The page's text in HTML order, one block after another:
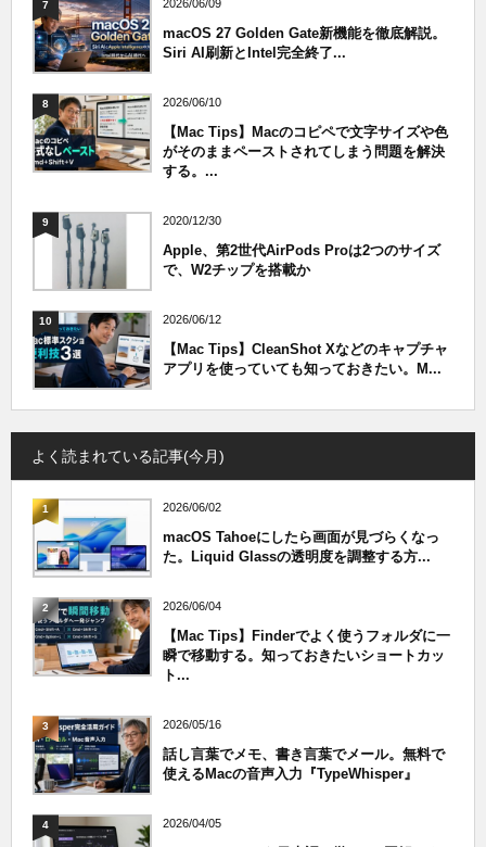
7 2026/06/09
macOS 27 Golden Gate新機能を徹底解説。
Siri AI刷新とIntel完全終了...
8 2026/06/10
【Mac Tips】Macのコピペで文字サイズや色
がそのままペーストされてしまう問題を解決
する。...
9 2020/12/30
Apple、第2世代AirPods Proは2つのサイズ
で、W2チップを搭載か
10 2026/06/12
【Mac Tips】CleanShot Xなどのキャプチャ
アプリを使っていても知っておきたい。M...
よく読まれている記事(今月)
1 2026/06/02
macOS Tahoeにしたら画面が見づらくなっ
た。Liquid Glassの透明度を調整する方...
2 2026/06/04
【Mac Tips】Finderでよく使うフォルダに一
瞬で移動する。知っておきたいショートカッ
ト...
3 2026/05/16
話し言葉でメモ、書き言葉でメール。無料で
使えるMacの音声入力『TypeWhisper』
4 2026/04/05